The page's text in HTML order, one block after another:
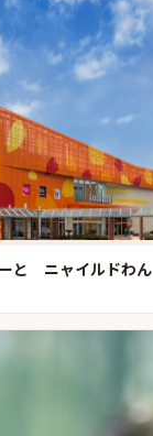
と ニャイルドわん